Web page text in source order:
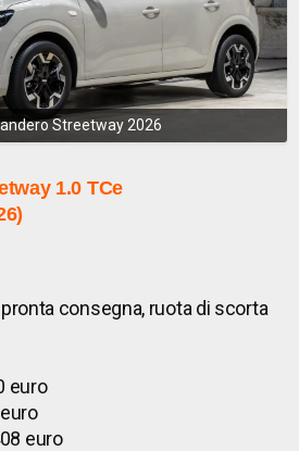
Streetway 2026
1.0 TCe
consegna, ruota di scorta
euro
euro